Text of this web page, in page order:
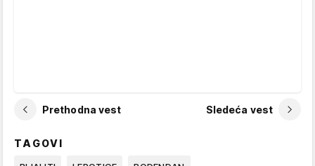
Prethodna vest Sledeća vest
TAGOVI